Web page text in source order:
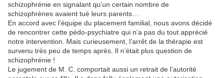
schizophrénie en signalant qu’un certain nombre de
schizophrènes avaient tué leurs parents…
En accord avec l’équipe du placement familial, nous avons décidé
de rencontrer cette pédo-psychiatre qui n’a pas du tout apprécié
notre intervention. Mais curieusement, l’arrêt de la thérapie est
survenu très peu de temps après. Il n’était plus question de
schizophrénie !
Le jugement de M. C. comportait aussi un retrait de l’autorité